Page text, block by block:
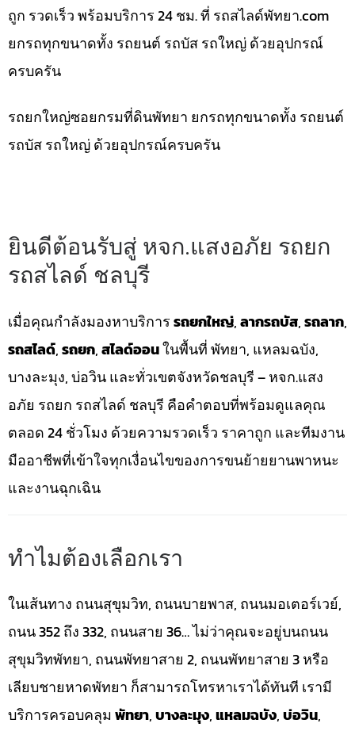
ถูก รวดเร็ว พร้อมบริการ 24 ชม. ที่ รถสไลด์พัทยา.com
ยกรถทุกขนาดทั้ง รถยนต์ รถบัส รถใหญ่ ด้วยอุปกรณ์
ครบครัน
รถยกใหญ่ซอยกรมที่ดินพัทยา ยกรถทุกขนาดทั้ง รถยนต์
รถบัส รถใหญ่ ด้วยอุปกรณ์ครบครัน
ยินดีต้อนรับสู่ หจก.แสงอภัย รถยก
รถสไลด์ ชลบุรี
เมื่อคุณกำลังมองหาบริการรถยกใหญ่,ลากรถบัส,รถลาก,
รถสไลด์,รถยก,สไลด์ออนในพื้นที่ พัทยา, แหลมฉบัง,
บางละมุง, บ่อวิน และทั่วเขตจังหวัดชลบุรี – หจก.แสง
อภัย รถยก รถสไลด์ ชลบุรี คือคำตอบที่พร้อมดูแลคุณ
ตลอด 24 ชั่วโมง ด้วยความรวดเร็ว ราคาถูก และทีมงาน
มืออาชีพที่เข้าใจทุกเงื่อนไขของการขนย้ายยานพาหนะ
และงานฉุกเฉิน
ทำไมต้องเลือกเรา
ในเส้นทาง ถนนสุขุมวิท, ถนนบายพาส, ถนนมอเตอร์เวย์,
ถนน 352 ถึง 332, ถนนสาย 36… ไม่ว่าคุณจะอยู่บนถนน
สุขุมวิทพัทยา, ถนนพัทยาสาย 2, ถนนพัทยาสาย 3 หรือ
เลียบชายหาดพัทยา ก็สามารถโทรหาเราได้ทันที เรามี
บริการครอบคลุมพัทยา,บางละมุง,แหลมฉบัง,บ่อวิน,